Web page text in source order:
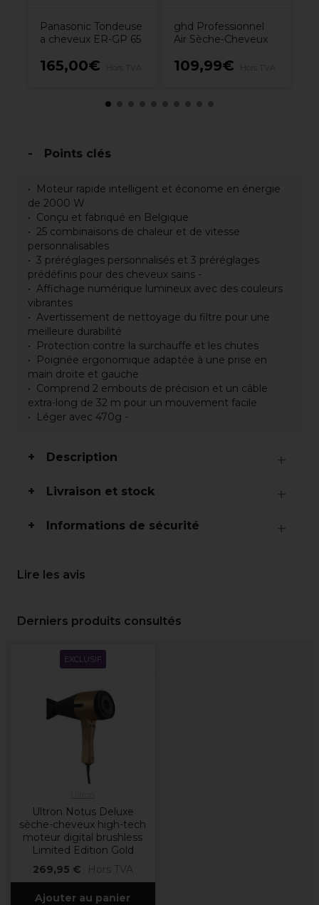
Panasonic Tondeuse
a cheveux ER-GP 65
165,00€
ghd Professionnel
Air Sèche-Cheveux
109,99€
Points clés
Moteur rapide intelligent et économe en énergie
de 2000 W
Conçu et fabriqué en Belgique
25 combinaisons de chaleur et de vitesse
personnalisables
3 préréglages personnalisés et 3 préréglages
prédéfinis pour des cheveux sains -
Affichage numérique lumineux avec des couleurs
vibrantes
Avertissement de nettoyage du filtre pour une
meilleure durabilité
Protection contre la surchauffe et les chutes
Poignée ergonomique adaptée à une prise en
main droite et gauche
Comprend 2 embouts de précision et un câble
extra-long de 32 m pour un mouvement facile
Léger avec 470g -
Description
Livraison et stock
Informations de sécurité
Lire les avis
Derniers produits consultés
EXCLUSIF
Ultron Notus Deluxe
sèche-cheveux high-tech
moteur digital brushless
Limited Edition Gold
269,95 €
Hors TVA
Ajouter au panier